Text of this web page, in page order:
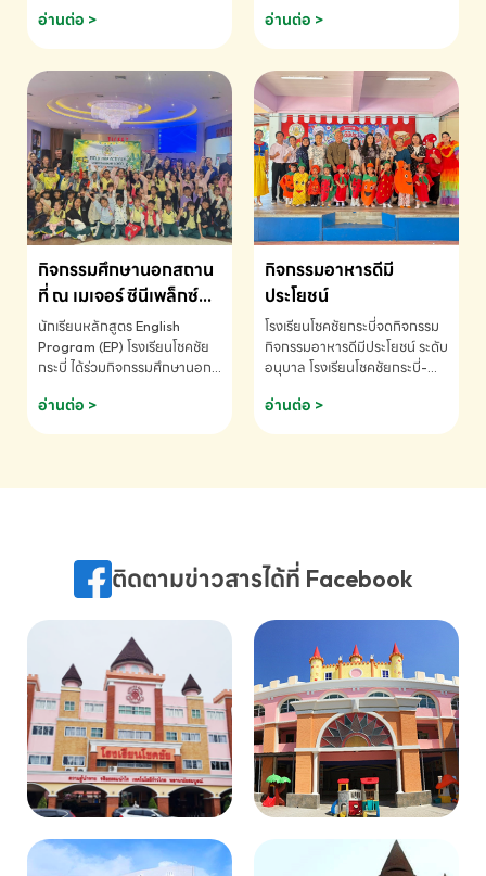
ข้อมูลเพิ่มเติม โทร. 075-691910
อ่านต่อ >
ด.ช.พัทธนันท์ พรหมพันธ์ ชั้น
อนุบาล EP K3 โรงเรียนโชคชัย
แข่งขันคณิตศาสตร์และคณิตคิด
เร็วนานาชาติ ครั้งที่ 46 ประจำปี
2569 ณ ประเทศสิงคโปร์
INTERNATIONAL
MATHEMATICS AND
MENTAL ARITHMETIC
COMPETITION 2026 - ถ้วย
รางวัลรองชนะเลิศอันดับที่ 2
Mental Arithmetic
Competition K2 - ถ้วยรางวัล
รองชนะเลิศอันดับที่ 2 Mental
K2(Grop) โรงเรียนโชคชัยกระบี่-
สอบถามข้อมูลเพิ่มเติม โทร.
075-691910
อ่านต่อ >
กิจกรรมศึกษานอกสถาน
ที่ ณ เมเจอร์ ซีนีเพล็กซ์
ระดับประถมศึกษา (EP.1-
6)
นักเรียนหลักสูตร English
Program (EP) โรงเรียนโชคชัย
กระบี่ ได้ร่วมกิจกรรมศึกษานอก
ชมภาพยนตร์ Toy Story 5
(Soundtrack)เพื่อเสริมทักษะ
ภาษา ผ่านประสบการณ์การเรียนรู้
075-691910
อ่านต่อ >
กิจกรรมอาหารดีมี
ประโยชน์
โรงเรียนโชคชัยกระบี่จดกิจกรรม
กิจกรรมอาหารดีมีประโยชน์ ระดับ
อนุบาล โรงเรียนโชคชัยกระบี่-
075-691910
อ่านต่อ >
ติดตามข่าวสารได้ที่ Facebook